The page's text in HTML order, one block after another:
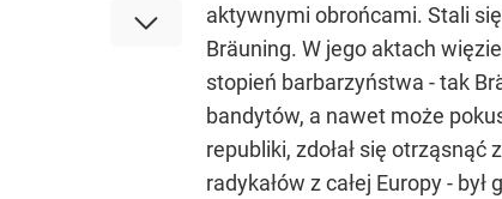
aktywnymi obrońcami. Stali
Bräuning. W jego aktach
stopień barbarzyństwa - tak
bandytów, a nawet może
republiki, zdołał się
radykałów z całej Europy -